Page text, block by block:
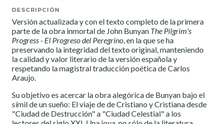
DESCRIPCIÓN
Versión actualizada y con el texto completo de la primera
parte de la obra inmortal de John Bunyan The Pilgrim's
Progress - El Progreso del Peregrino, en la que se ha
preservando la integridad del texto original, manteniendo
la calidad y valor literario de la versión española y
respetando la magistral traducción poética de Carlos
Araujo.
Su objetivo es acercar la obra alegórica de Bunyan bajo el
símil de un sueño: El viaje de de Cristiano y Cristiana desde
"Ciudad de Destrucción" a "Ciudad Celestial" a los